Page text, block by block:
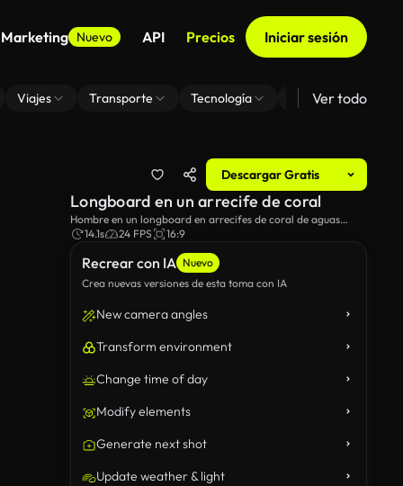
Marketing Nuevo API Precios Iniciar sesión
Viajes Transporte Tecnología Zoom De Fondo
Ver todo
Descargar Gratis
Recrear con IA Nuevo
Crea nuevas versiones de esta toma con IA
New camera angles
Transform environment
Change time of day
Modify elements
Generate next shot
Update weather & light
Longboard en un arrecife de coral
Hombre en un longboard en arrecifes de coral de aguas
cristalinas color turquesa.
14.1s 24 FPS 16:9